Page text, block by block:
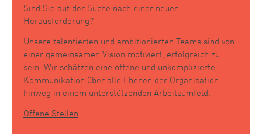
Sind Sie auf der Suche nach einer neuen
Herausforderung?
Unsere talentierten und ambitionierten Teams sind von
einer gemeinsamen Vision motiviert, erfolgreich zu
sein. Wir schätzen eine offene und unkomplizierte
Kommunikation über alle Ebenen der Organisation
hinweg in einem unterstützenden Arbeitsumfeld.
Offene Stellen